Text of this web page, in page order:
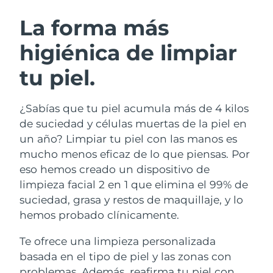
La forma más
higiénica de limpiar
tu piel.
¿Sabías que tu piel acumula más de 4 kilos
de suciedad y células muertas de la piel en
un año? Limpiar tu piel con las manos es
mucho menos eficaz de lo que piensas. Por
eso hemos creado un dispositivo de
limpieza facial 2 en 1 que elimina el 99% de
suciedad, grasa y restos de maquillaje, y lo
hemos probado clínicamente.
Te ofrece una limpieza personalizada
basada en el tipo de piel y las zonas con
Limpieza facial
Anti-aging massage
LUNA™ 4 Plus
Massage, LED heating
LUNA™ 4 Men
Microcurrent toning
BEAR™ 2 go
Microcurrent toning on-the-go
BEAR™ 2 eyes & lips
Hidratación
UFO™ 3 pack
Deep facial hydration
Near-infrared and red light therapy
device
Cuidado bucal
issa™ 4
Hybrid silicone sonic toothbrush
Smart hybrid silicone sonic toothbrush
TRATAMIENTO ANTIEDAD FAQ™
Antiedad Tratamientos LED
NEW
Austria Entrega prevista
Baréin Entrega prevista09/08/2026
Bélgica
Bermudas Entrega prevista14/08/2026
Bosnia y Herzegovina Entrega prevista
Brunéi Entrega prevista
Bulgaria Entrega prevista08/08/2026
Canadá Entrega prevista
Chile Entrega prevista12/08/2026